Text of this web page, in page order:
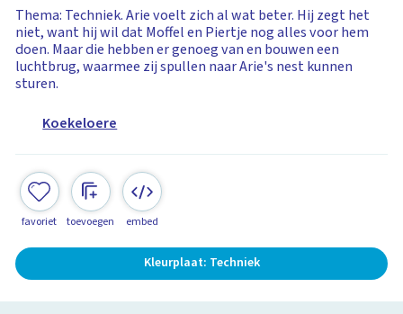
Thema: Techniek. Arie voelt zich al wat beter. Hij zegt het
niet, want hij wil dat Moffel en Piertje nog alles voor hem
doen. Maar die hebben er genoeg van en bouwen een
luchtbrug, waarmee zij spullen naar Arie's nest kunnen
sturen.
Koekeloere
favoriet toevoegen embed
Kleurplaat: Techniek